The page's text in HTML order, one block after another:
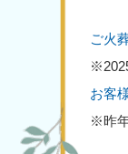
ご火
お客
※昨